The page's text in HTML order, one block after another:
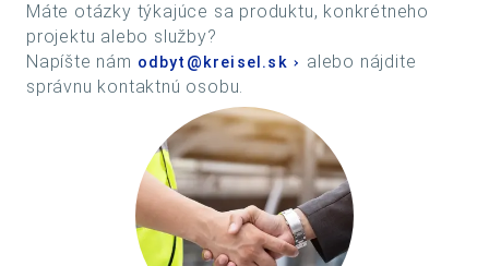
Máte otázky týkajúce sa produktu, konkrétneho
projektu alebo služby?
Napíšte nám odbyt@kreisel.sk
alebo nájdite
správnu kontaktnú osobu.